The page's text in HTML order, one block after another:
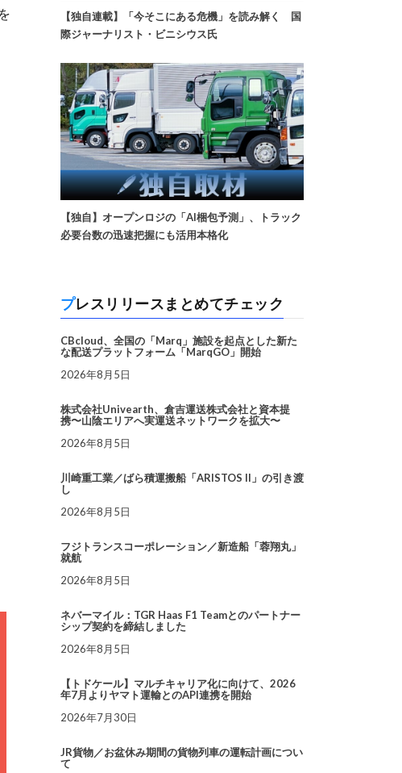
【独自連載】「今そこにある危機」を読み解く 国
際ジャーナリスト・ビニシウス氏
【独自】オープンロジの「AI梱包予測」、トラック
必要台数の迅速把握にも活用本格化
プレスリリースまとめてチェック
CBcloud、全国の「Marq」施設を起点とした新た
な配送プラットフォーム「MarqGO」開始
2026年8月5日
株式会社Univearth、倉吉運送株式会社と資本提
携〜山陰エリアへ実運送ネットワークを拡大〜
2026年8月5日
川崎重工業／ばら積運搬船「ARISTOS II」の引き渡
し
2026年8月5日
フジトランスコーポレーション／新造船「蓉翔丸」
就航
2026年8月5日
ネバーマイル：TGR Haas F1 Teamとのパートナー
シップ契約を締結しました
2026年8月5日
【トドケール】マルチキャリア化に向けて、2026
年7月よりヤマト運輸とのAPI連携を開始
2026年7月30日
JR貨物／お盆休み期間の貨物列車の運転計画につい
て